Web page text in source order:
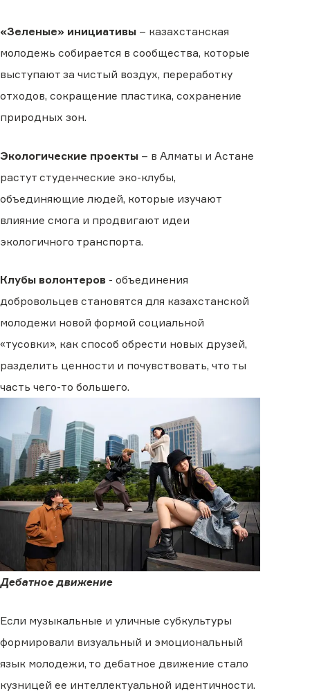
«Зеленые» инициативы – казахстанская
молодежь собирается в сообщества, которые
выступают за чистый воздух, переработку
отходов, сокращение пластика, сохранение
природных зон.
Экологические проекты – в Алматы и Астане
растут студенческие эко-клубы,
объединяющие людей, которые изучают
влияние смога и продвигают идеи
экологичного транспорта.
Клубы волонтеров - объединения
добровольцев становятся для казахстанской
молодежи новой формой социальной
«тусовки», как способ обрести новых друзей,
разделить ценности и почувствовать, что ты
часть чего-то большего.
Дебатное движение
Если музыкальные и уличные субкультуры
формировали визуальный и эмоциональный
язык молодежи, то дебатное движение стало
кузницей ее интеллектуальной идентичности.